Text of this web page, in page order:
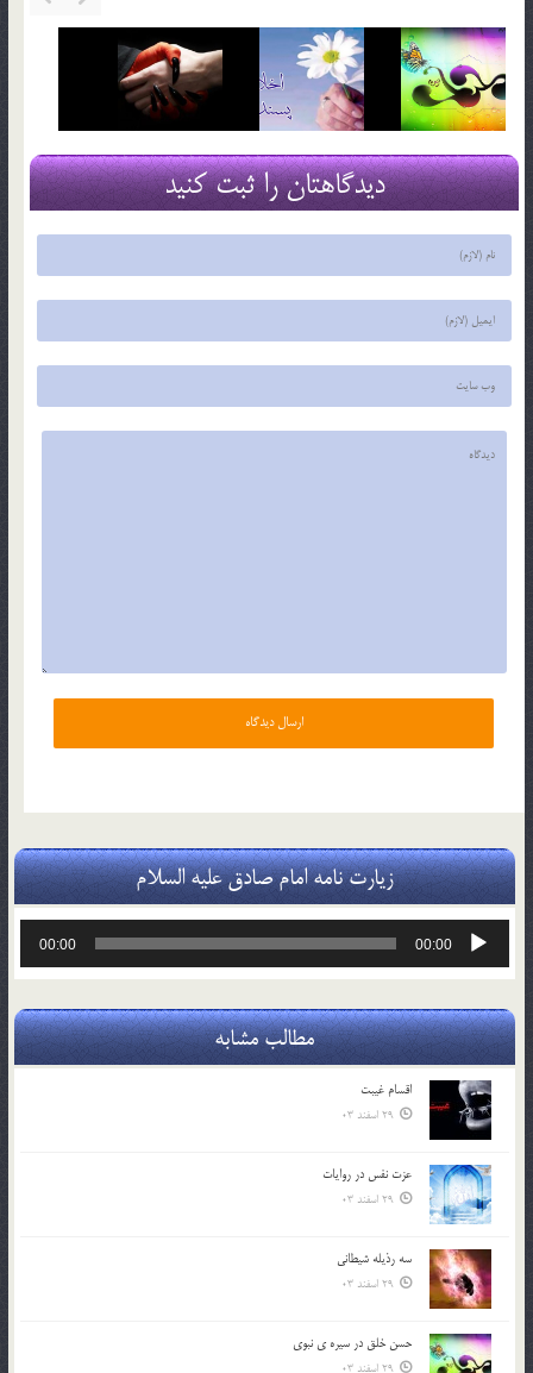
دیدگاهتان را ثبت کنید
زیارت نامه امام صادق علیه السلام
پخش‌کننده
00:00
00:00
مطالب مشابه
اقسام غيبت
29 اسفند 03
عزت نفس در روايات
29 اسفند 03
سه رذیله شیطانی
29 اسفند 03
حسن خلق در سيره ي نبوي